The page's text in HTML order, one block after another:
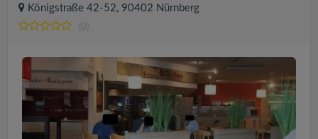
Königstraße 42-52, 90402 Nürnberg
(0)